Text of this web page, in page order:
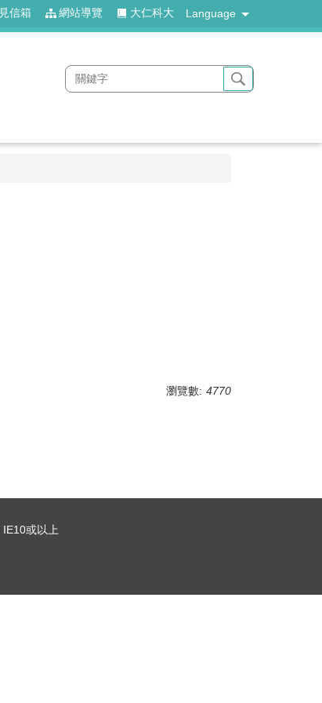
信箱 網站導覽 大仁科大 Language
瀏覽數: 4770
或以上